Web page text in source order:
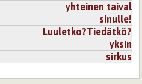
yhteinen taival
sinulle!
Luuletko?Tiedätkö?
yksin
sirkus